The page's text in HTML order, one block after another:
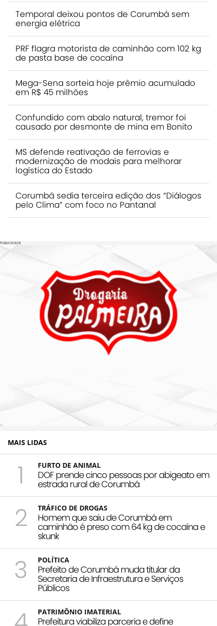
Temporal deixou pontos de Corumbá sem
energia elétrica
PRF flagra motorista de caminhão com 102 kg
de pasta base de cocaína
Mega-Sena sorteia hoje prêmio acumulado
em R$ 45 milhões
Confundido com abalo natural, tremor foi
causado por desmonte de mina em Bonito
MS defende reativação de ferrovias e
modernização de modais para melhorar
logística do Estado
Corumbá sedia terceira edição dos “Diálogos
pelo Clima” com foco no Pantanal
PUBLICIDADE
MAIS LIDAS
1 FURTO DE ANIMAL
DOF prende cinco pessoas por abigeato em
estrada rural de Corumbá
2 TRÁFICO DE DROGAS
Homem que saiu de Corumbá em
caminhão é preso com 64 kg de cocaína e
skunk
3 POLÍTICA
Prefeito de Corumbá muda titular da
Secretaria de Infraestrutura e Serviços
Públicos
PATRIMÔNIO IMATERIAL
Prefeitura viabiliza parceria e define